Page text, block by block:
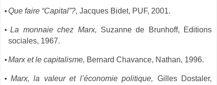
•Que faire “Capital”?, Jacques Bidet, PUF, 2001.
• La monnaie chez Marx, Suzanne de Brunhoff, Editions
sociales, 1967.
•Marx et le capitalisme, Bernard Chavance, Nathan, 1996.
• Marx, la valeur et l’économie politique, Gilles Dostaler,